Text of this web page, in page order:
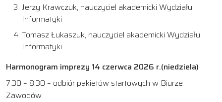
Jerzy Krawczuk, nauczyciel akademicki Wydziału
Informatyki
Tomasz Łukaszuk, nauczyciel akademicki Wydziału
Informatyki
Harmonogram imprezy 14 czerwca 2026 r.(niedziela)
7:30 – 8:30 – odbiór pakietów startowych w Biurze
Zawodów